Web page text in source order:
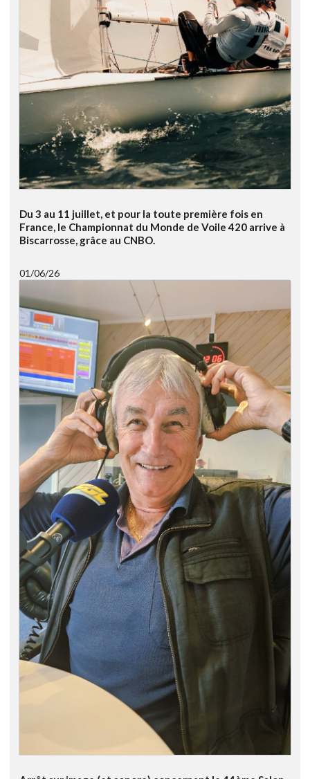
Du 3 au 11 juillet, et pour la toute première fois en
France, le Championnat du Monde de Voile 420 arrive à
Biscarrosse, grâce au CNBO.
01/06/26